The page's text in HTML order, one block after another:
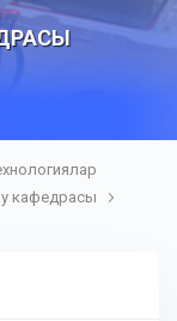
кафедрасы